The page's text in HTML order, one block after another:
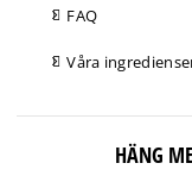
FAQ
Våra
HÄNG